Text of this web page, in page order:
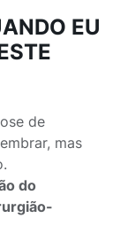
EU
de
mas
do